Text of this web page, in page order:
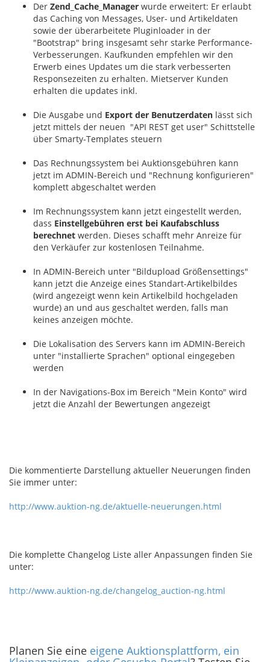
Der Zend_Cache_Manager wurde erweitert: Er erlaubt
das Caching von Messages, User- und Artikeldaten
sowie der überarbeitete Pluginloader in der
"Bootstrap" bring insgesamt sehr starke Performance-
Verbesserungen. Kaufkunden empfehlen wir den
Erwerb eines Updates um die stark verbesserten
Responsezeiten zu erhalten. Mietserver Kunden
erhalten die updates inkl.
Die Ausgabe und Export der Benutzerdaten lässt sich
jetzt mittels der neuen "API REST get user" Schittstelle
über Smarty-Templates steuern
Das Rechnungssystem bei Auktionsgebühren kann
jetzt im ADMIN-Bereich und "Rechnung konfigurieren"
komplett abgeschaltet werden
Im Rechnungssystem kann jetzt eingestellt werden,
dass Einstellgebühren erst bei Kaufabschluss
berechnet werden. Dieses schafft mehr Anreize für
den Verkäufer zur kostenlosen Teilnahme.
In ADMIN-Bereich unter "Bildupload Größensettings"
kann jetzt die Anzeige eines Standart-Artikelbildes
(wird angezeigt wenn kein Artikelbild hochgeladen
wurde) an und aus geschaltet werden, falls man
keines anzeigen möchte.
Die Lokalisation des Servers kann im ADMIN-Bereich
unter "installierte Sprachen" optional eingegeben
werden
In der Navigations-Box im Bereich "Mein Konto" wird
jetzt die Anzahl der Bewertungen angezeigt
Die kommentierte Darstellung aktueller Neuerungen finden
Sie immer unter:
http://www.auktion-ng.de/aktuelle-neuerungen.html
Die komplette Changelog Liste aller Anpassungen finden Sie
unter:
http://www.auktion-ng.de/changelog_auction-ng.html
Planen Sie eine eigene Auktionsplattform, ein